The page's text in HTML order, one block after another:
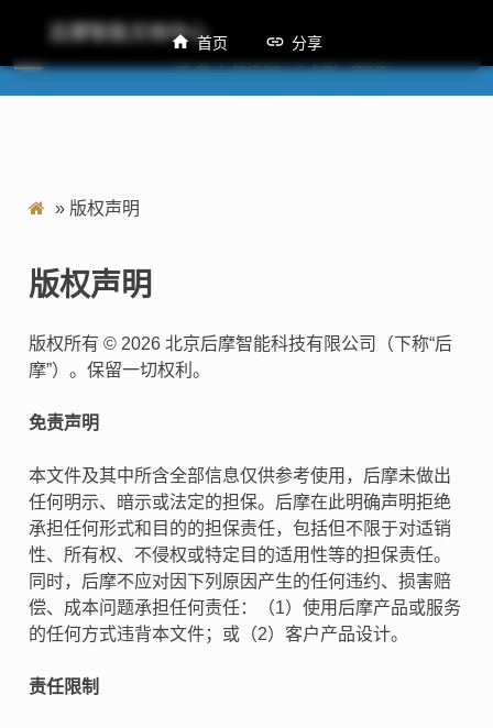
后摩智能文档中心
M50 部署环境检测工具用户指南
» 版权声明
版权声明
版权所有 © 2026 北京后摩智能科技有限公司（下称“后
摩”）。保留一切权利。
免责声明
本文件及其中所含全部信息仅供参考使用，后摩未做出
任何明示、暗示或法定的担保。后摩在此明确声明拒绝
承担任何形式和目的的担保责任，包括但不限于对适销
性、所有权、不侵权或特定目的适用性等的担保责任。
同时，后摩不应对因下列原因产生的任何违约、损害赔
偿、成本问题承担任何责任：（1）使用后摩产品或服务
的任何方式违背本文件；或（2）客户产品设计。
责任限制
首页 分享